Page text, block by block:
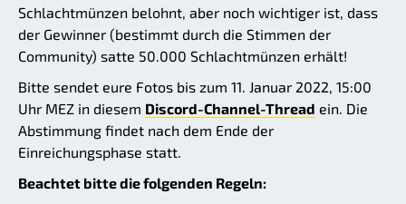
Schlachtmünzen belohnt, aber noch wichtiger ist, dass
der Gewinner (bestimmt durch die Stimmen der
Community) satte 50.000 Schlachtmünzen erhält!
Bitte sendet eure Fotos bis zum 11. Januar 2022, 15:00
Uhr MEZ in diesem Discord-Channel-Thread ein. Die
Abstimmung findet nach dem Ende der
Einreichungsphase statt.
Beachtet bitte die folgenden Regeln: